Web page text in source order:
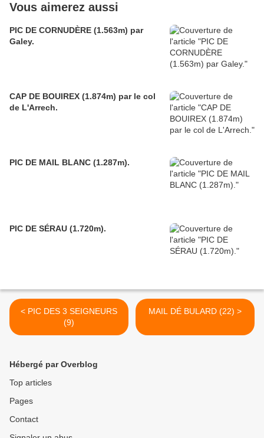
Vous aimerez aussi
PIC DE CORNUDÈRE (1.563m) par
Galey.
CAP DE BOUIREX (1.874m) par le col
de L'Arrech.
PIC DE MAIL BLANC (1.287m).
PIC DE SÉRAU (1.720m).
< PIC DES 3 SEIGNEURS
(9)
MAIL DÉ BULARD (22) >
Hébergé par Overblog
Top articles
Pages
Contact